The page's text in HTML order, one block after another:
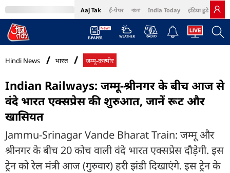
Aaj Tak ई-पेपर বাংলা India Today इंडिया टुडे हिंदी
MumbaiTak Cosmopolitan Harper's Bazaar Northeast
Hindi News भारत जम्मू-कश्मीर
Indian Railways: जम्मू-श्रीनगर के बीच आज से
वंदे भारत एक्सप्रेस की शुरुआत, जानें रूट और
खासियत
Jammu-Srinagar Vande Bharat Train: जम्मू और
श्रीनगर के बीच 20 कोच वाली वंदे भारत एक्सप्रेस दौड़ेगी. इस
ट्रेन को रेल मंत्री आज (गुरुवार) हरी झंडी दिखाएंगे. इस ट्रेन के